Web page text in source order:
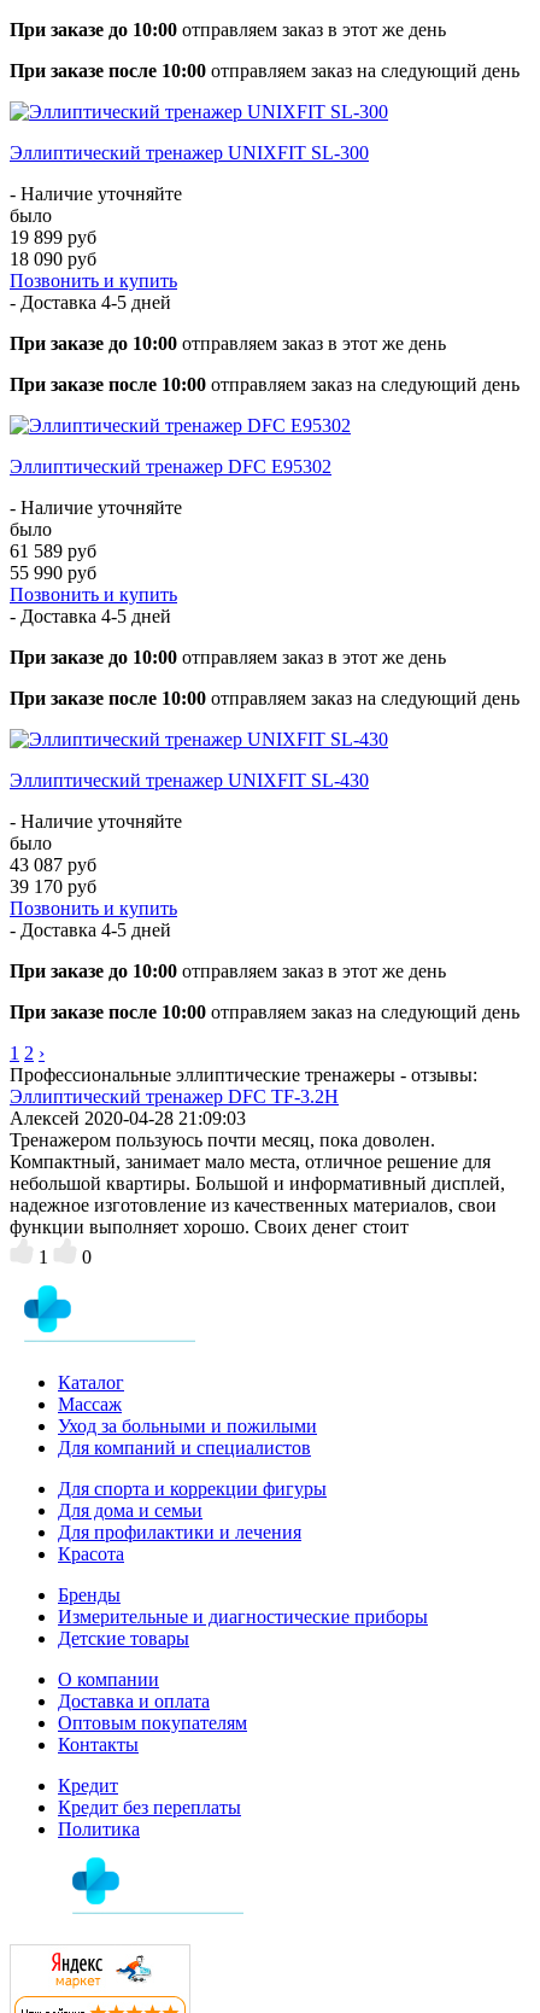
При заказе до 10:00 отправляем заказ в этот же день
При заказе после 10:00 отправляем заказ на следующий день
Эллиптический тренажер UNIXFIT SL-300
- Наличие уточняйте
было
19 899 руб
18 090 руб
Позвонить и купить
- Доставка 4-5 дней
При заказе до 10:00 отправляем заказ в этот же день
При заказе после 10:00 отправляем заказ на следующий день
Эллиптический тренажер DFC E95302
- Наличие уточняйте
было
61 589 руб
55 990 руб
Позвонить и купить
- Доставка 4-5 дней
При заказе до 10:00 отправляем заказ в этот же день
При заказе после 10:00 отправляем заказ на следующий день
Эллиптический тренажер UNIXFIT SL-430
- Наличие уточняйте
было
43 087 руб
39 170 руб
Позвонить и купить
- Доставка 4-5 дней
При заказе до 10:00 отправляем заказ в этот же день
При заказе после 10:00 отправляем заказ на следующий день
1 2 ›
Профессиональные эллиптические тренажеры - отзывы:
Эллиптический тренажер DFC TF-3.2H
Алексей 2020-04-28 21:09:03
Тренажером пользуюсь почти месяц, пока доволен.
Компактный, занимает мало места, отличное решение для
небольшой квартиры. Большой и информативный дисплей,
надежное изготовление из качественных материалов, свои
функции выполняет хорошо. Своих денег стоит
1
0
Каталог
Массаж
Уход за больными и пожилыми
Для компаний и специалистов
Для спорта и коррекции фигуры
Для дома и семьи
Для профилактики и лечения
Красота
Бренды
Измерительные и диагностические приборы
Детские товары
О компании
Доставка и оплата
Оптовым покупателям
Контакты
Кредит
Кредит без переплаты
Политика